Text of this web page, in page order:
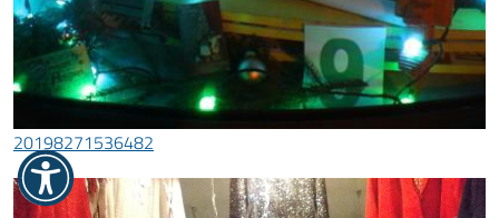
20198271536482